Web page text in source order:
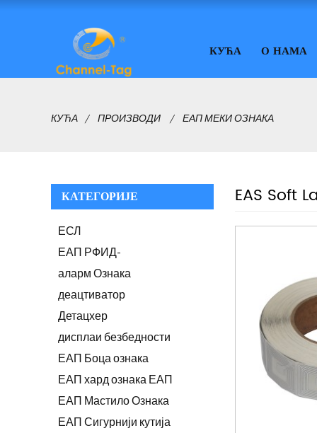
КУЋА О НАМА
КУЋА ПРОИЗВОДИ ЕАП МЕКИ ОЗНАКА
КАТЕГОРИЈЕ
ЕСЛ
ЕАП РФИД-
аларм Ознака
деацтиватор
Детацхер
дисплаи безбедности
ЕАП Боца ознака
ЕАП хард ознака ЕАП
ЕАП Мастило Ознака
ЕАП Сигурнији кутија
EAS Soft